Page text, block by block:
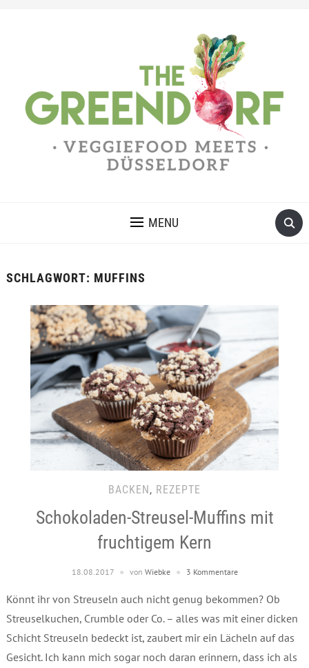
MENU
SCHLAGWORT: MUFFINS
BACKEN, REZEPTE
Schokoladen-Streusel-Muffins mit
fruchtigem Kern
18.08.2017 von Wiebke 3 Kommentare
Könnt ihr von Streuseln auch nicht genug bekommen? Ob
Streuselkuchen, Crumble oder Co. – alles was mit einer dicken
Schicht Streuseln bedeckt ist, zaubert mir ein Lächeln auf das
Gesicht. Ich kann mich sogar noch daran erinnern, dass ich als